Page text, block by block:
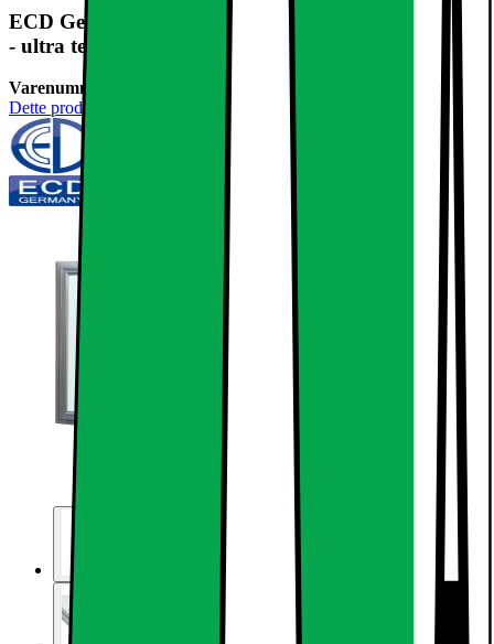
ECD Germany LED panel 12W 30x30 cm - 6-balení
- ultra tenký - SMD 3014 - studená
Varenummer:
Dette produkt er endnu ikke blevet bedømt.